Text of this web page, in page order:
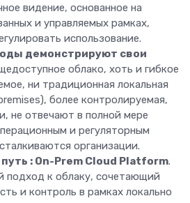
видение, основанное на
и управляемых рамках,
использование.
демонстрируют свои
облако, хоть и гибкое
ни традиционная локальная
более контролируемая,
не отвечают в полной мере
и регуляторным
организации.
: On-Prem Cloud Platform.
подход к облаку, сочетающий
и контроль в рамках локально